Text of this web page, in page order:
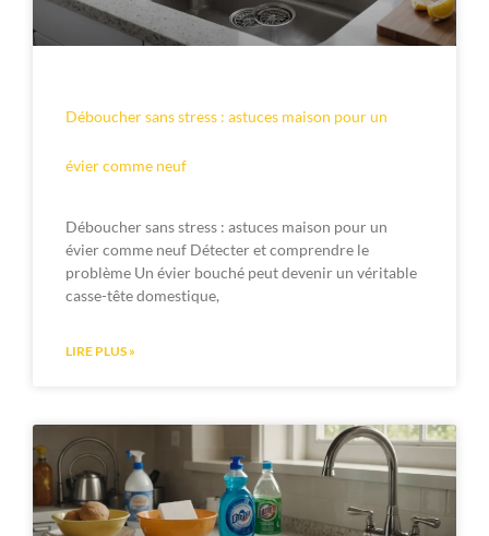
Déboucher sans stress : astuces maison pour un
évier comme neuf
Déboucher sans stress : astuces maison pour un
évier comme neuf Détecter et comprendre le
problème Un évier bouché peut devenir un véritable
casse-tête domestique,
LIRE PLUS »